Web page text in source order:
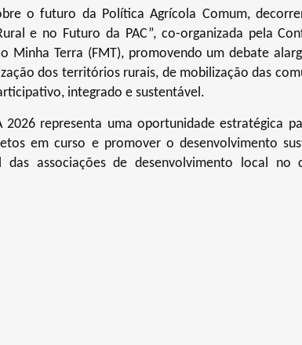
o futuro da Política Agrícola Comum,
e no Futuro da PAC”, co-organizada pela
Minha Terra (FMT), promovendo um debate
dos territórios rurais, de mobilização das
integrado e sustentável.
2026 representa uma oportunidade estratégica
em curso e promover o desenvolvimento
associações de desenvolvimento local no